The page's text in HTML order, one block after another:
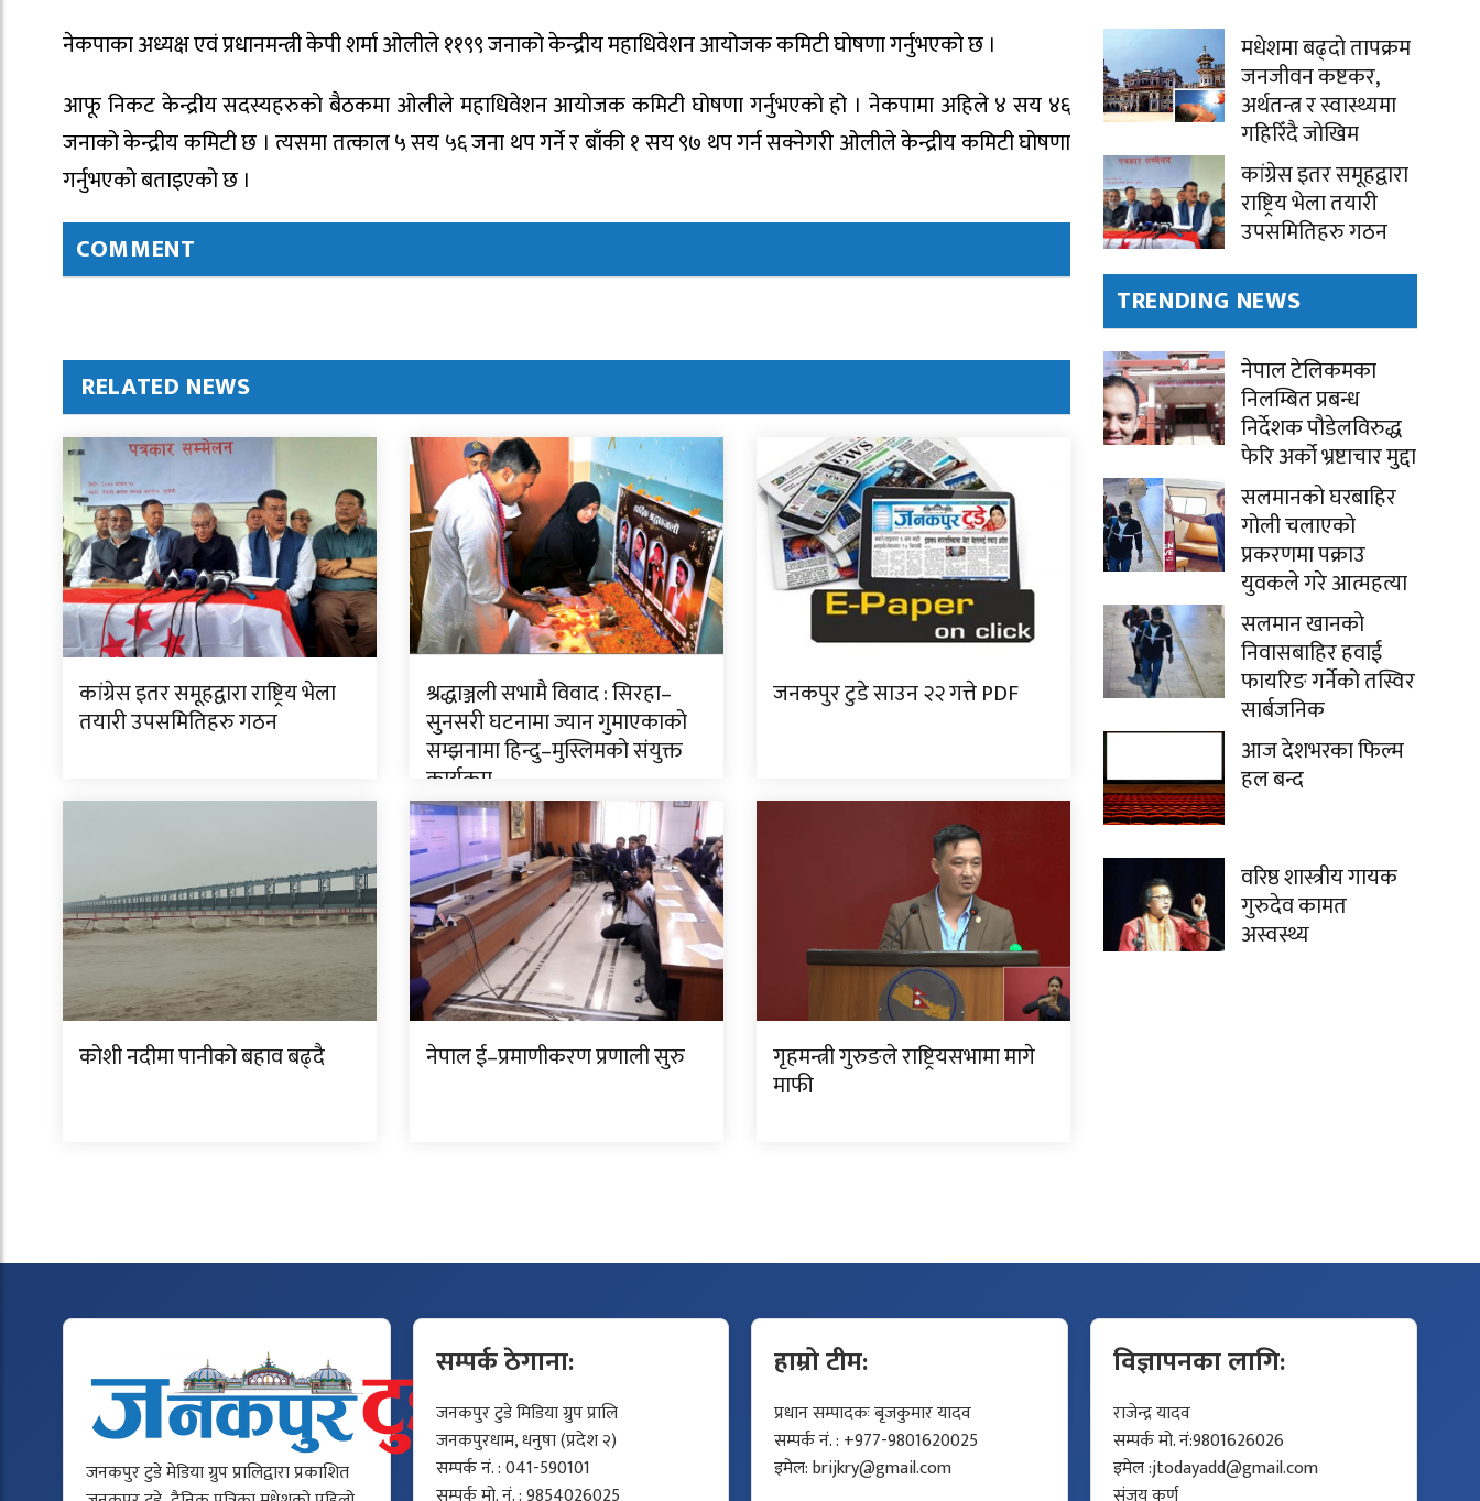
नेकपाका अध्यक्ष एवं प्रधानमन्त्री केपी शर्मा ओलीले ११९९ जनाको केन्द्रीय महाधिवेशन आयोजक कमिटी घोषणा गर्नुभएको छ ।
आफू निकट केन्द्रीय सदस्यहरुको बैठकमा ओलीले महाधिवेशन आयोजक कमिटी घोषणा गर्नुभएको हो । नेकपामा अहिले ४ सय ४६
जनाको केन्द्रीय कमिटी छ । त्यसमा तत्काल ५ सय ५६ जना थप गर्ने र बाँकी १ सय ९७ थप गर्न सक्नेगरी ओलीले केन्द्रीय कमिटी घोषणा
गर्नुभएको बताइएको छ ।
COMMENT
RELATED NEWS
कांग्रेस इतर समूहद्वारा राष्ट्रिय भेला
तयारी उपसमितिहरु गठन
श्रद्धाञ्जली सभामै विवाद : सिरहा–
सुनसरी घटनामा ज्यान गुमाएकाको
सम्झनामा हिन्दु–मुस्लिमको संयुक्त
कार्यक्रम
जनकपुर टुडे साउन २२ गत्ते PDF
कोशी नदीमा पानीको बहाव बढ्दै नेपाल ई–प्रमाणीकरण प्रणाली सुरु गृहमन्त्री गुरुङले राष्ट्रियसभामा मागे
माफी
मधेशमा बढ्दो तापक्रम
जनजीवन कष्टकर,
अर्थतन्त्र र स्वास्थ्यमा
गहिरिँदै जोखिम
कांग्रेस इतर समूहद्वारा
राष्ट्रिय भेला तयारी
उपसमितिहरु गठन
TRENDING NEWS
नेपाल टेलिकमका
निलम्बित प्रबन्ध
निर्देशक पौडेलविरुद्ध
फेरि अर्को भ्रष्टाचार मुद्दा
सलमानको घरबाहिर
गोली चलाएको
प्रकरणमा पक्राउ
युवकले गरे आत्महत्या
सलमान खानको
निवासबाहिर हवाई
फायरिङ गर्नेको तस्विर
सार्बजनिक
आज देशभरका फिल्म
हल बन्द
वरिष्ठ शास्त्रीय गायक
गुरुदेव कामत
अस्वस्थ्य
जनकपुर टुडे मेडिया ग्रुप प्रालिद्वारा प्रकाशित
सम्पर्क ठेगाना:
जनकपुर टुडे मिडिया ग्रुप प्रालि
जनकपुरधाम, धनुषा (प्रदेश २)
सम्पर्क नं. : 041-590101
हाम्रो टीम:
प्रधान सम्पादकः बृजकुमार यादव
सम्पर्क नं. : +977-9801620025
इमेल:brijkry@gmail.com
विज्ञापनका लागि:
राजेन्द्र यादव
सम्पर्क मो. नं:9801626026
इमेल :jtodayadd@gmail.com